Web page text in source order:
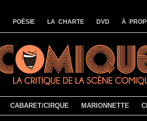
POÉSIE LA CHARTE DVD À
CABARET/CIRQUE MARIONNETTE